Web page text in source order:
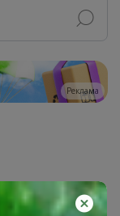
Реклама